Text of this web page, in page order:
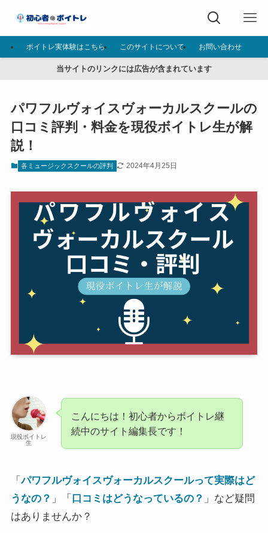
ボイトレ実体験はこちら このサイトについて お問い合わせ
当サイトのリンクには広告が含まれています
パワフルヴォイスヴォーカルスクールの
口コミ評判・料金を現役ボイトレ生が解
説！
各ミュージックスクールの評判 2024年4月25日
現役ボイトレ
生
こんにちは！初心者からボイトレ継
続中のサイト編集長です！
「パワフルヴォイスヴォーカルスクールって実際はど
うなの？ 」「 口コミはどうなっているの？ 」など疑問
はありませんか？